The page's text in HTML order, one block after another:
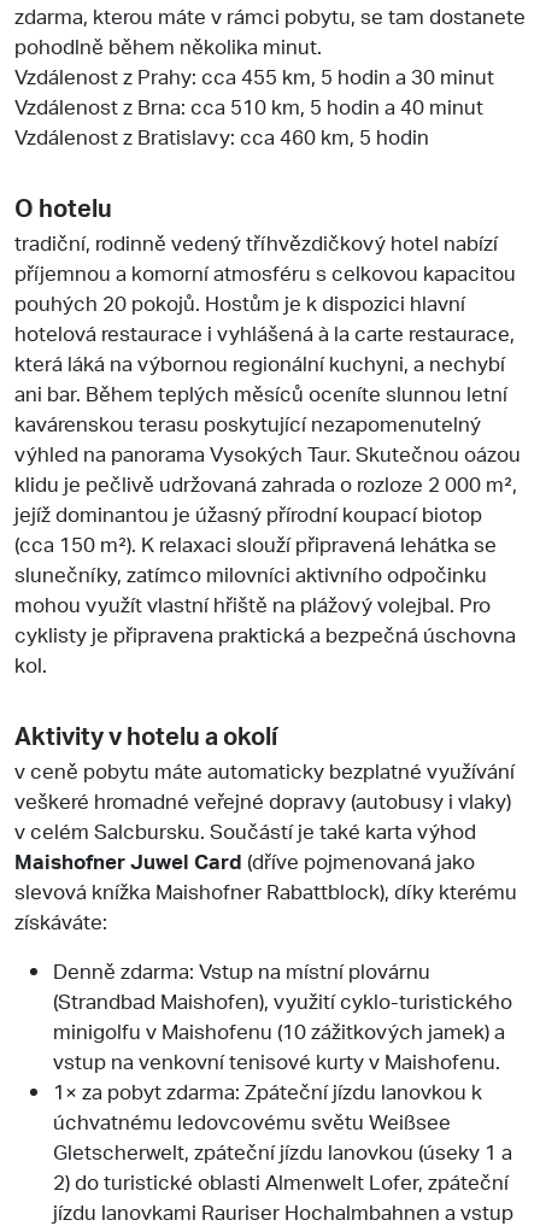
zdarma, kterou máte v rámci pobytu, se tam dostanete
pohodlně během několika minut.
Vzdálenost z Prahy: cca 455 km, 5 hodin a 30 minut
Vzdálenost z Brna: cca 510 km, 5 hodin a 40 minut
Vzdálenost z Bratislavy: cca 460 km, 5 hodin
O hotelu
tradiční, rodinně vedený tříhvězdičkový hotel nabízí
příjemnou a komorní atmosféru s celkovou kapacitou
pouhých 20 pokojů. Hostům je k dispozici hlavní
hotelová restaurace i vyhlášená à la carte restaurace,
která láká na výbornou regionální kuchyni, a nechybí
ani bar. Během teplých měsíců oceníte slunnou letní
kavárenskou terasu poskytující nezapomenutelný
výhled na panorama Vysokých Taur. Skutečnou oázou
klidu je pečlivě udržovaná zahrada o rozloze 2 000 m²,
jejíž dominantou je úžasný přírodní koupací biotop
(cca 150 m²). K relaxaci slouží připravená lehátka se
slunečníky, zatímco milovníci aktivního odpočinku
mohou využít vlastní hřiště na plážový volejbal. Pro
cyklisty je připravena praktická a bezpečná úschovna
kol.
Aktivity v hotelu a okolí
v ceně pobytu máte automaticky bezplatné využívání
veškeré hromadné veřejné dopravy (autobusy i vlaky)
v celém Salcbursku. Součástí je také karta výhod
Maishofner Juwel Card (dříve pojmenovaná jako
slevová knížka Maishofner Rabattblock), díky kterému
získáváte:
Denně zdarma: Vstup na místní plovárnu
(Strandbad Maishofen), využití cyklo-turistického
minigolfu v Maishofenu (10 zážitkových jamek) a
vstup na venkovní tenisové kurty v Maishofenu.
1× za pobyt zdarma: Zpáteční jízdu lanovkou k
úchvatnému ledovcovému světu Weißsee
Gletscherwelt, zpáteční jízdu lanovkou (úseky 1 a
2) do turistické oblasti Almenwelt Lofer, zpáteční
jízdu lanovkami Rauriser Hochalmbahnen a vstup